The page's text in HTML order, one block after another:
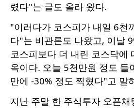
렸다"는 글도 올라 왔다.
"이러다가 코스피가 내일 6천
다"는 비관론도 나왔고, 이날
코스피보다 더 내린 코스닥에
옥이다. 오늘 5천만원 정도 들
만에 -30% 정도 찍혔다"고 말
지난 주말 한 주식투자 오픈